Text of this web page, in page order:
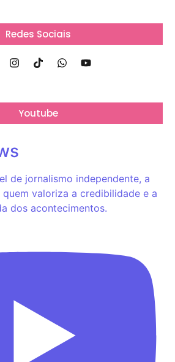
Redes Sociais
Youtube
de jornalismo independente, a
valoriza a credibilidade e a
dos acontecimentos.